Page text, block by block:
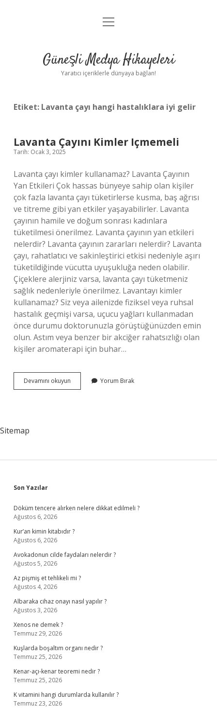
Anasayfa
Yasal Uyarı
menüyü
Güneşli Medya Hikayeleri
Yaratıcı içeriklerle dünyaya bağlan!
Etiket: Lavanta çayı hangi hastalıklara iyi gelir
Lavanta Çayını Kimler Içmemeli
Tarih: Ocak 3, 2025
Lavanta çayı kimler kullanamaz? Lavanta Çayının
Yan Etkileri Çok hassas bünyeye sahip olan kişiler
çok fazla lavanta çayı tüketirlerse kusma, baş ağrısı
ve titreme gibi yan etkiler yaşayabilirler. Lavanta
çayının hamile ve doğum sonrası kadınlara
tüketilmesi önerilmez. Lavanta çayının yan etkileri
nelerdir? Lavanta çayının zararları nelerdir? Lavanta
çayı, rahatlatıcı ve sakinleştirici etkisi nedeniyle aşırı
tüketildiğinde vücutta uyuşukluğa neden olabilir.
Çiçeklere alerjiniz varsa, lavanta çayı tüketmeniz
sağlık nedenleriyle önerilmez. Lavantayı kimler
kullanamaz? Siz veya ailenizde fiziksel veya ruhsal
hastalık geçmişi varsa, uçucu yağları kullanmadan
önce durumu doktorunuzla görüştüğünüzden emin
olun. Astım veya benzer bir akciğer rahatsızlığı olan
kişiler aromaterapi için buhar…
Devamını okuyun
Çayını
Yorum Bırak
Sitemap
Sidebar
Son Yazılar
Döküm tencere alırken nelere dikkat edilmeli ?
Ağustos 6, 2026
Kur’an kimin kitabıdır ?
Ağustos 6, 2026
Avokadonun cilde faydaları nelerdir ?
Ağustos 5, 2026
Az pişmiş et tehlikeli mi ?
Ağustos 4, 2026
Albaraka cihaz onayı nasıl yapılır ?
Ağustos 3, 2026
Xenos ne demek ?
Temmuz 29, 2026
Kuşlarda boşaltım organı nedir ?
Temmuz 25, 2026
Kenar-açı-kenar teoremi nedir ?
Temmuz 25, 2026
K vitamini hangi durumlarda kullanılır ?
Temmuz 23, 2026